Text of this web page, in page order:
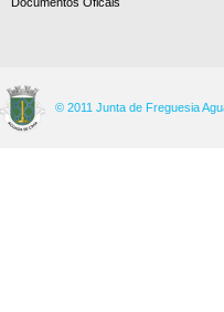
© 2011 Junta de Freguesia